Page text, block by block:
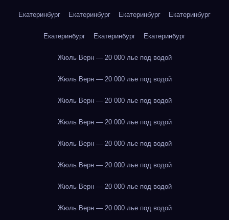
Екатеринбург Екатеринбург Екатеринбург Екатеринбург
Екатеринбург Екатеринбург Екатеринбург
Жюль Верн — 20 000 лье под водой
Жюль Верн — 20 000 лье под водой
Жюль Верн — 20 000 лье под водой
Жюль Верн — 20 000 лье под водой
Жюль Верн — 20 000 лье под водой
Жюль Верн — 20 000 лье под водой
Жюль Верн — 20 000 лье под водой
Жюль Верн — 20 000 лье под водой